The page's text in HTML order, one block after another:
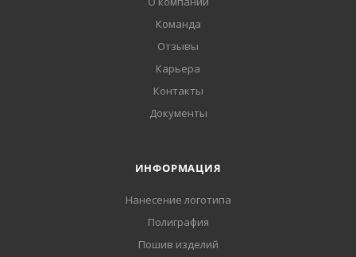
Команда
Отзывы
Карьера
Контакты
Документы
ИНФОРМАЦИЯ
Нанесение логотипа
Полиграфия
Пошив изделий